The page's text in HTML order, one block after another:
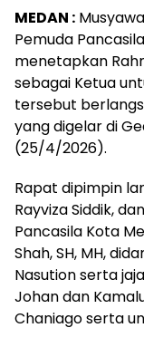
MEDAN :
Pemuda
menetapkan
sebagai Ketua
tersebut
yang digelar di
(25/4/2026).
Rapat dipimpin
Rayviza Siddik,
Pancasila Kota
Shah, SH, MH,
Nasution serta
Johan dan
Chaniago serta